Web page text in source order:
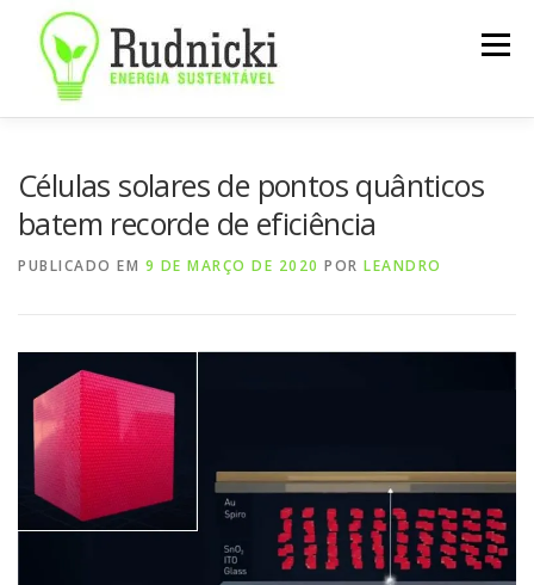
conteúdo
Menu
Células solares de pontos quânticos
batem recorde de eficiência
PUBLICADO EM 9 DE MARÇO DE 2020 POR LEANDRO